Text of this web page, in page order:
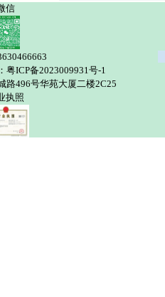
信
ICP备2023009931号-1
路496号华苑大厦二楼2C25
执照